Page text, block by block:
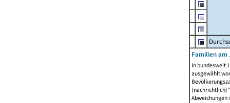
Familien am
In bundesweit
ausgewählt
Abweichungen